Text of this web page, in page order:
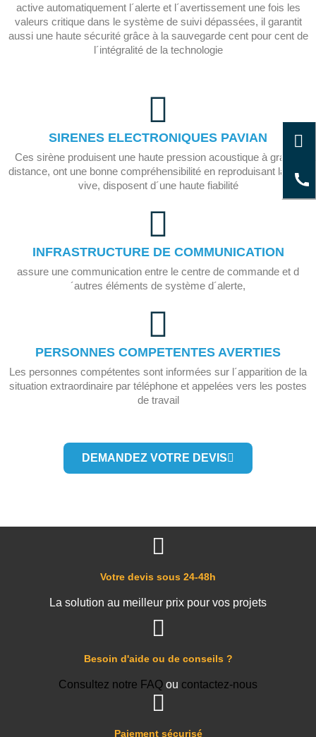
active automatiquement l´alerte et l´avertissement une fois les
valeurs critique dans le système de suivi dépassées, il garantit
aussi une haute sécurité grâce à la sauvegarde cent pour cent de
l´intégralité de la technologie
SIRENES ELECTRONIQUES PAVIAN
Ces sirène produisent une haute pression acoustique à grande
distance, ont une bonne compréhensibilité en reproduisant la voix
vive, disposent d´une haute fiabilité
INFRASTRUCTURE DE COMMUNICATION
assure une communication entre le centre de commande et d
´autres éléments de système d´alerte,
PERSONNES COMPETENTES AVERTIES
Les personnes compétentes sont informées sur l´apparition de la
situation extraordinaire par téléphone et appelées vers les postes
de travail
DEMANDEZ VOTRE DEVIS
Paiement sécurisé
Besoin d'aide ou de conseils ?
Consultez notre FAQ ou contactez-nous
Votre devis sous 24-48h
La solution au meilleur prix pour vos projets